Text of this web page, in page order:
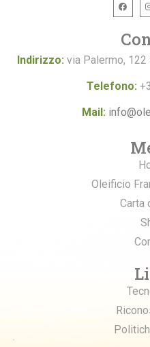
Indirizzo: via Palermo,
Telefono:
Mail:
Oleificio
Carta